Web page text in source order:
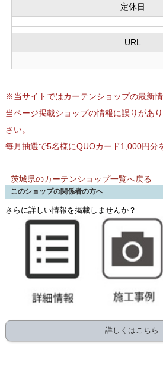
定休日
URL
※当サイトではカーテンショップの最新情
当ページ掲載ショップの情報に誤りがあ
さい。
毎月抽選で5名様にQUOカード1,000円分
茨城県のカーテンショップ一覧へ戻る
このショップの関係者の方へ
さらに詳しい情報を掲載しませんか？
詳しくはこちら